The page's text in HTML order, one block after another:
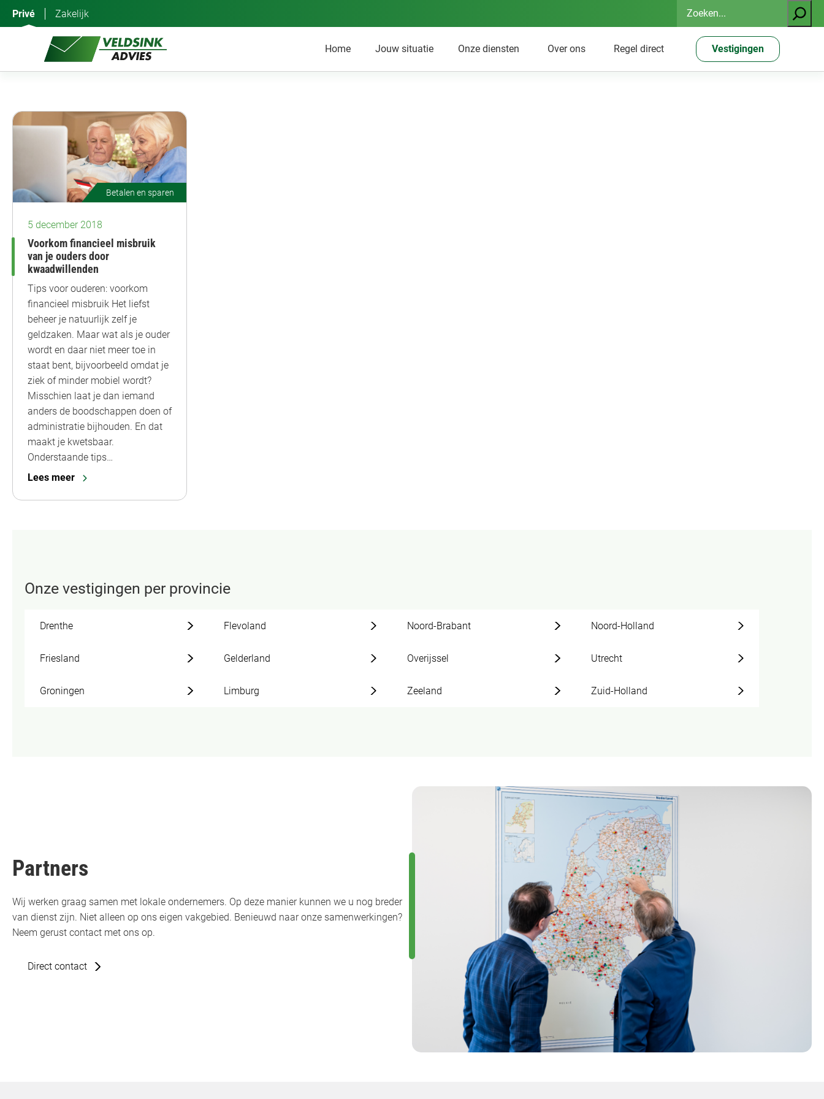
Privé Zakelijk
Zoeken
Home Jouw situatie Onze diensten Over ons Regel direct Vestigingen
Betalen en sparen
5 december 2018
Voorkom financieel misbruik
van je ouders door
kwaadwillenden
Tips voor ouderen: voorkom
financieel misbruik Het liefst
beheer je natuurlijk zelf je
geldzaken. Maar wat als je ouder
wordt en daar niet meer toe in
staat bent, bijvoorbeeld omdat je
ziek of minder mobiel wordt?
Misschien laat je dan iemand
anders de boodschappen doen of
administratie bijhouden. En dat
maakt je kwetsbaar.
Onderstaande tips…
Lees meer
Onze vestigingen per provincie
Drenthe Flevoland Noord-Brabant Noord-Holland
Friesland Gelderland Overijssel Utrecht
Groningen Limburg Zeeland Zuid-Holland
Partners
Wij werken graag samen met lokale ondernemers. Op deze manier kunnen we u nog breder
van dienst zijn. Niet alleen op ons eigen vakgebied. Benieuwd naar onze samenwerkingen?
Neem gerust contact met ons op.
Direct contact